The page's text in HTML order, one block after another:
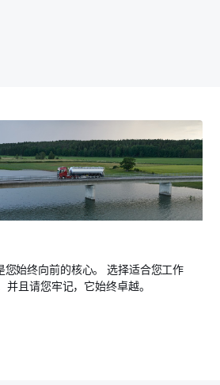
您始终向前的核心。 选择适合您工作
并且请您牢记，它始终卓越。